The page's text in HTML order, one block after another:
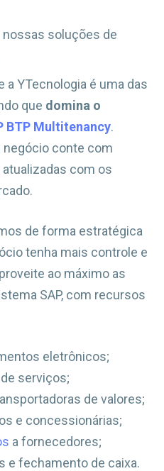
soluções de
a YTecnologia é uma das
que domina o
BTP Multitenancy.
negócio conte com
com os
de forma estratégica
tenha mais controle e
ao máximo as
SAP, com recursos
eletrônicos;
serviços;
de valores;
e concessionárias;
a fornecedores;
e fechamento de caixa.